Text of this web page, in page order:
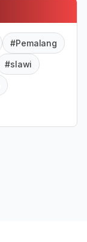
#Pemalang
#slawi